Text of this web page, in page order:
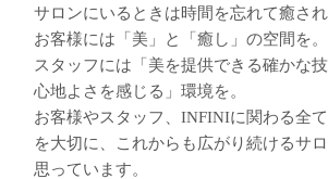
サロンにいるときは時間を忘れて癒され
お客様には「美」と「癒し」の空間を。
スタッフには「美を提供できる確かな
心地よさを感じる」環境を。
お客様やスタッフ、INFINIに関わる全
を大切に、これからも広がり続けるサ
思っています。